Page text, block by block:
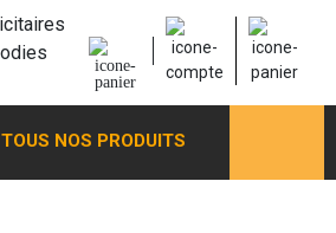
TOUS NOS PRODUITS